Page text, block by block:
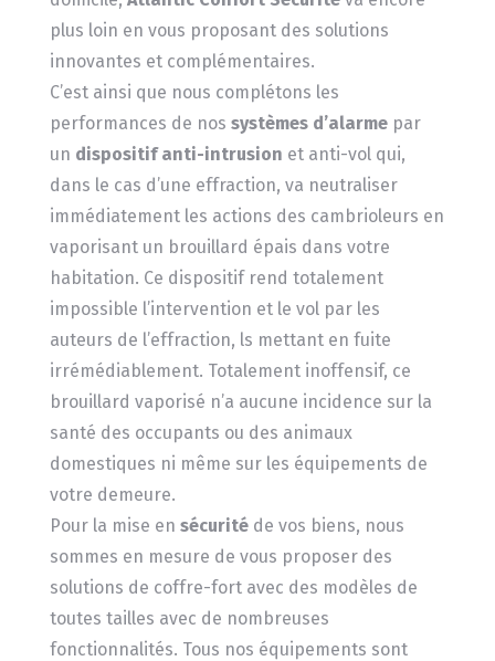
plus loin en vous proposant des solutions
innovantes et complémentaires.
C’est ainsi que nous complétons les
performances de nos systèmes d’alarmepar
un dispositif anti-intrusion et anti-vol qui,
dans le cas d’une effraction, va neutraliser
immédiatement les actions des cambrioleurs en
vaporisant un brouillard épais dans votre
habitation. Ce dispositif rend totalement
impossible l’intervention et le vol par les
auteurs de l’effraction, ls mettant en fuite
irrémédiablement. Totalement inoffensif, ce
brouillard vaporisé n’a aucune incidence sur la
santé des occupants ou des animaux
domestiques ni même sur les équipements de
votre demeure.
Pour la mise en sécuritéde vos biens, nous
sommes en mesure de vous proposer des
solutions de coffre-fort avec des modèles de
toutes tailles avec de nombreuses
fonctionnalités. Tous nos équipements sont